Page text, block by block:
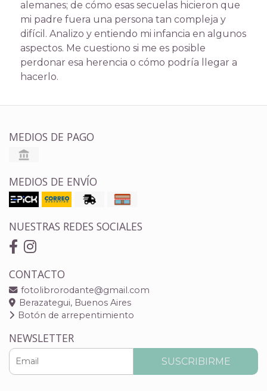
alemanes; de cómo esas secuelas hicieron que
mi padre fuera una persona tan compleja y
difícil. Analizo y entiendo mi infancia en algunos
aspectos. Me cuestiono si me es posible
perdonar esa herencia o cómo podría llegar a
hacerlo.
MEDIOS DE PAGO
MEDIOS DE ENVÍO
NUESTRAS REDES SOCIALES
CONTACTO
fotolibrorodante@gmail.com
Berazategui, Buenos Aires
Botón de arrepentimiento
NEWSLETTER
SUSCRIBIRME